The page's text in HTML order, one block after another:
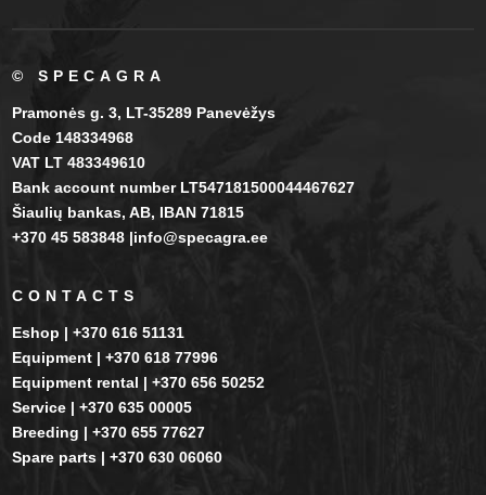
© SPECAGRA
Pramonės g. 3, LT-35289 Panevėžys
Code 148334968
VAT LT 483349610
Bank account number LT547181500044467627
Šiaulių bankas, AB, IBAN 71815
+370 45 583848 |info@specagra.ee
CONTACTS
Eshop | +370 616 51131
Equipment | +370 618 77996
Equipment rental | +370 656 50252
Service | +370 635 00005
Breeding | +370 655 77627
Spare parts |+370630 06060